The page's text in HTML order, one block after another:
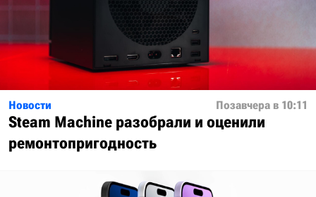
Новости Позавчера в 10:11
Steam Machine разобрали и оценили
ремонтопригодность